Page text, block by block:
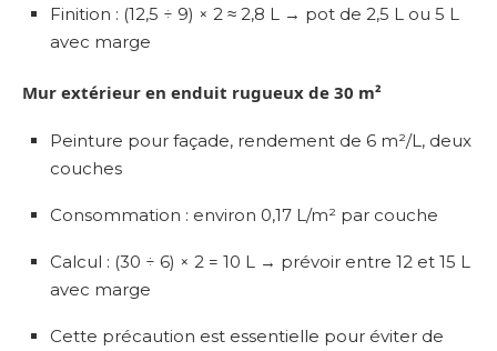
Finition : (12,5 ÷ 9) × 2 ≈ 2,8 L → pot de 2,5 L ou 5 L
avec marge
Mur extérieur en enduit rugueux de 30 m²
Peinture pour façade, rendement de 6 m²/L, deux
couches
Consommation : environ 0,17 L/m² par couche
Calcul : (30 ÷ 6) × 2 = 10 L → prévoir entre 12 et 15 L
avec marge
Cette précaution est essentielle pour éviter de